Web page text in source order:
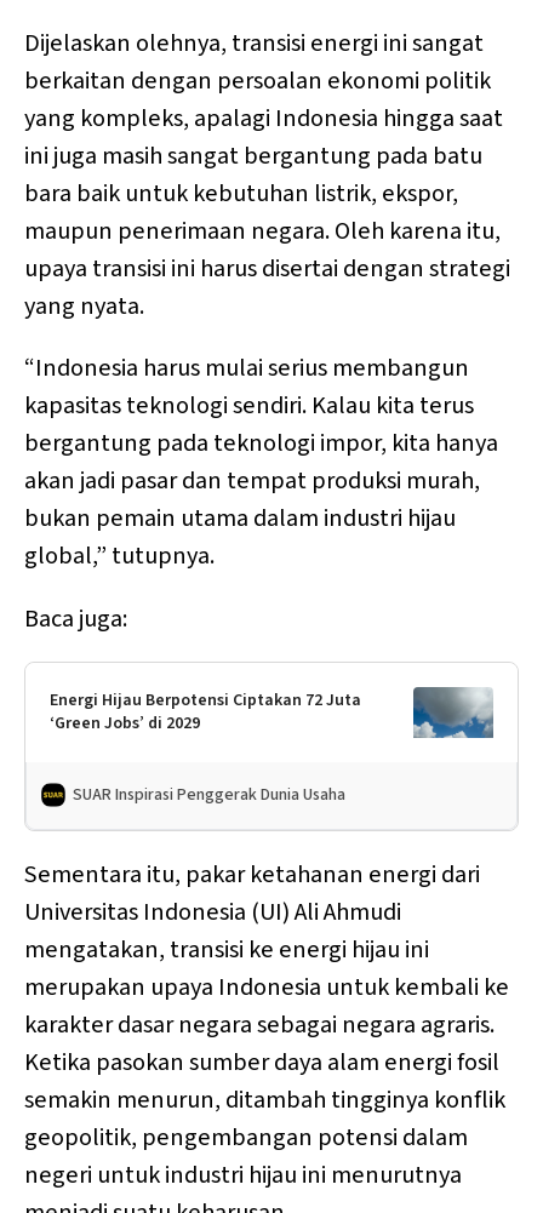
Dijelaskan olehnya, transisi energi ini sangat
berkaitan dengan persoalan ekonomi politik
yang kompleks, apalagi Indonesia hingga saat
ini juga masih sangat bergantung pada batu
bara baik untuk kebutuhan listrik, ekspor,
maupun penerimaan negara. Oleh karena itu,
upaya transisi ini harus disertai dengan strategi
yang nyata.
“Indonesia harus mulai serius membangun
kapasitas teknologi sendiri. Kalau kita terus
bergantung pada teknologi impor, kita hanya
akan jadi pasar dan tempat produksi murah,
bukan pemain utama dalam industri hijau
global,” tutupnya.
Baca juga:
Energi Hijau Berpotensi Ciptakan 72 Juta
‘Green Jobs’ di 2029
SUAR Inspirasi Penggerak Dunia Usaha
Sementara itu, pakar ketahanan energi dari
Universitas Indonesia (UI) Ali Ahmudi
mengatakan, transisi ke energi hijau ini
merupakan upaya Indonesia untuk kembali ke
karakter dasar negara sebagai negara agraris.
Ketika pasokan sumber daya alam energi fosil
semakin menurun, ditambah tingginya konflik
geopolitik, pengembangan potensi dalam
negeri untuk industri hijau ini menurutnya